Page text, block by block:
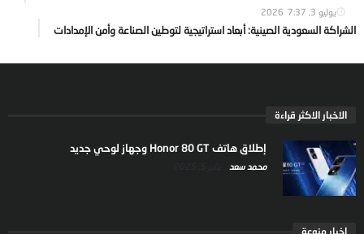
يوليو 3, 2026 7:37
الشراكة السعودية الصينية: أبعاد استراتيجية لتوطين الصناعة وأمن الإمدادات
الاخبار الاكثر قراءة
إطلاق هاتف Honor 80 GT وجهاز لوحي جديد
محمد سعد
اخبار منوعة